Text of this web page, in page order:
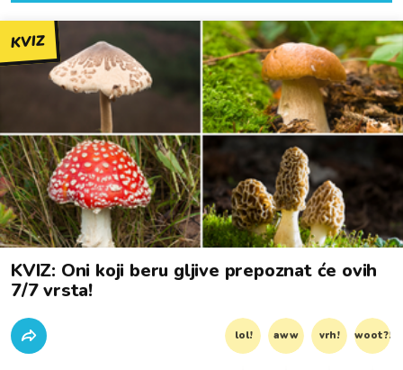
KVIZ
KVIZ: Oni koji beru gljive prepoznat će ovih
7/7 vrsta!
lol! aww vrh! woot?!